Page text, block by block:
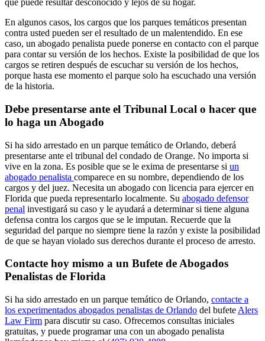
que puede resultar desconocido y lejos de su hogar.
En algunos casos, los cargos que los parques temáticos presentan
contra usted pueden ser el resultado de un malentendido. En ese
caso, un abogado penalista puede ponerse en contacto con el parque
para contar su versión de los hechos. Existe la posibilidad de que los
cargos se retiren después de escuchar su versión de los hechos,
porque hasta ese momento el parque solo ha escuchado una versión
de la historia.
Debe presentarse ante el Tribunal Local o hacer que
lo haga un Abogado
Si ha sido arrestado en un parque temático de Orlando, deberá
presentarse ante el tribunal del condado de Orange. No importa si
vive en la zona. Es posible que se le exima de presentarse si un
abogado penalista comparece en su nombre, dependiendo de los
cargos y del juez. Necesita un abogado con licencia para ejercer en
Florida que pueda representarlo localmente. Su abogado defensor
penal investigará su caso y le ayudará a determinar si tiene alguna
defensa contra los cargos que se le imputan. Recuerde que la
seguridad del parque no siempre tiene la razón y existe la posibilidad
de que se hayan violado sus derechos durante el proceso de arresto.
Contacte hoy mismo a un Bufete de Abogados
Penalistas de Florida
Si ha sido arrestado en un parque temático de Orlando, contacte a
los experimentados abogados penalistas de Orlando del bufete Alers
Law Firm para discutir su caso. Ofrecemos consultas iniciales
gratuitas, y puede programar una con un abogado penalista